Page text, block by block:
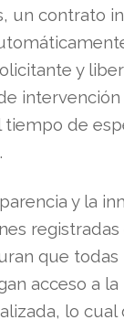
un contrato
y
intervención
de
y la
que todas
acceso a la
lo cual